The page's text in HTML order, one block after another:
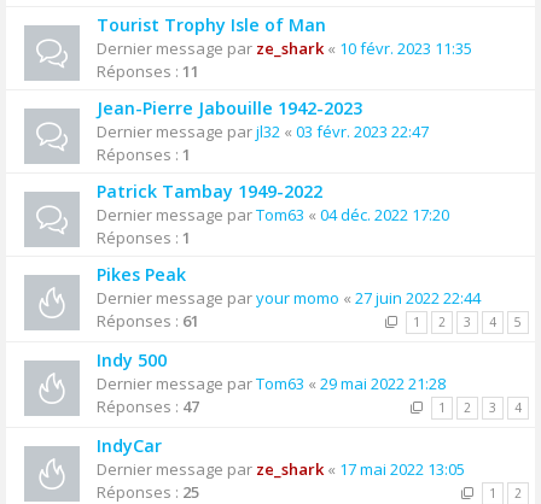
Tourist Trophy Isle of Man
Dernier message par ze_shark« 10 févr. 2023 11:35
Réponses : 11
Jean-Pierre Jabouille 1942-2023
Dernier message parjl32 « 03 févr. 2023 22:47
Réponses : 1
Patrick Tambay 1949-2022
Dernier message parTom63 « 04 déc. 2022 17:20
Réponses : 1
Pikes Peak
Dernier message paryour momo « 27 juin 2022 22:44
Réponses : 61 1 2 3 4 5
Indy 500
Dernier message parTom63 « 29 mai 2022 21:28
Réponses : 47 1 2 3 4
IndyCar
Dernier message par ze_shark« 17 mai 2022 13:05
Réponses : 25 1 2